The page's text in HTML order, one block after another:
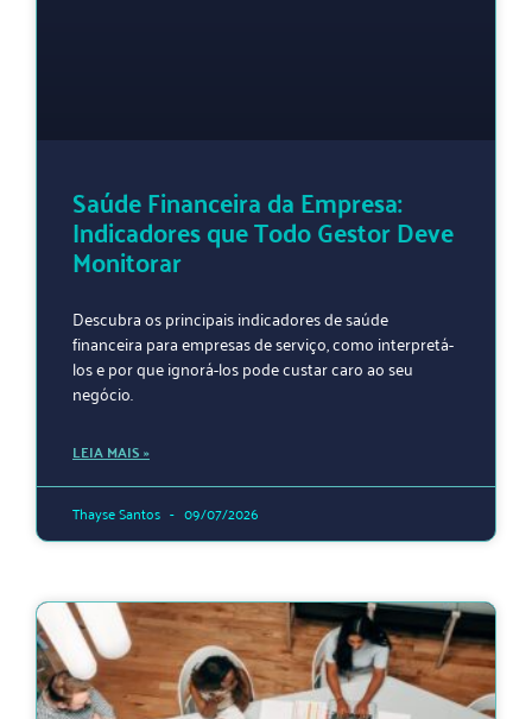
Saúde Financeira da Empresa:
Indicadores que Todo Gestor Deve
Monitorar
Descubra os principais indicadores de saúde
financeira para empresas de serviço, como interpretá-
los e por que ignorá-los pode custar caro ao seu
negócio.
LEIA MAIS »
Thayse Santos 09/07/2026